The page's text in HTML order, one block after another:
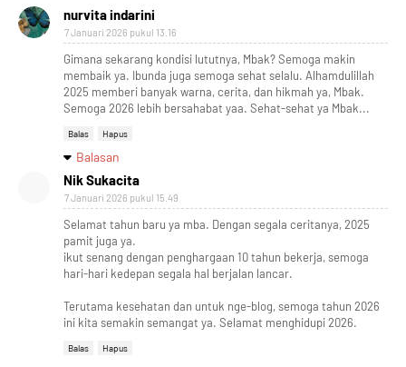
nurvita indarini
7 Januari 2026 pukul 13.16
Gimana sekarang kondisi lututnya, Mbak? Semoga makin
membaik ya. Ibunda juga semoga sehat selalu. Alhamdulillah
2025 memberi banyak warna, cerita, dan hikmah ya, Mbak.
Semoga 2026 lebih bersahabat yaa. Sehat-sehat ya Mbak...
Balas Hapus
Balasan
Nik Sukacita
7 Januari 2026 pukul 15.49
Selamat tahun baru ya mba. Dengan segala ceritanya, 2025
pamit juga ya.
ikut senang dengan penghargaan 10 tahun bekerja, semoga
hari-hari kedepan segala hal berjalan lancar.
Terutama kesehatan dan untuk nge-blog, semoga tahun 2026
ini kita semakin semangat ya. Selamat menghidupi 2026.
Balas Hapus